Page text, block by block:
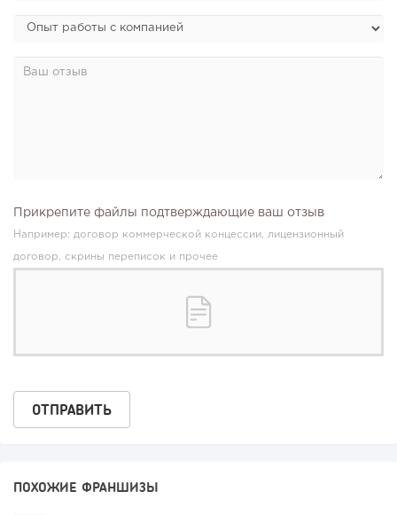
Прикрепите файлы подтверждающие ваш отзыв
Например: договор коммерческой концессии, лицензионный
договор, скрины переписок и прочее
ПОХОЖИЕ ФРАНШИЗЫ